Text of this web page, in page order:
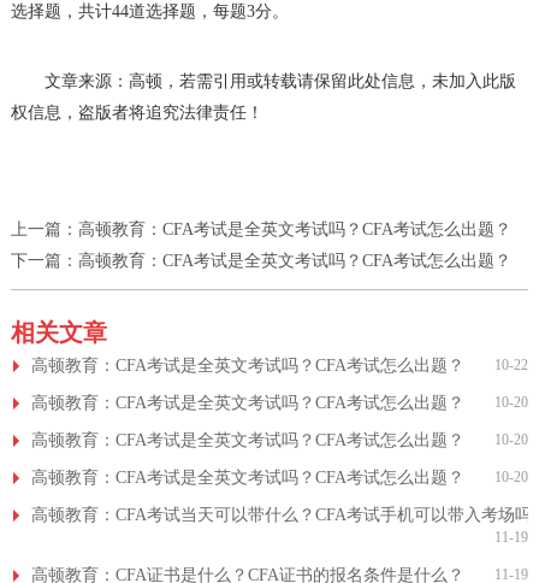
选择题，共计44道选择题，每题3分。
文章来源：高顿，若需引用或转载请保留此处信息，未加入此版
权信息，盗版者将追究法律责任！
上一篇： 高顿教育：CFA考试是全英文考试吗？CFA考试怎么出题？
下一篇： 高顿教育：CFA考试是全英文考试吗？CFA考试怎么出题？
相关文章
高顿教育：CFA考试是全英文考试吗？CFA考试怎么出题？ 10-22
高顿教育：CFA考试是全英文考试吗？CFA考试怎么出题？ 10-20
高顿教育：CFA考试是全英文考试吗？CFA考试怎么出题？ 10-20
高顿教育：CFA考试是全英文考试吗？CFA考试怎么出题？ 10-20
高顿教育：CFA考试当天可以带什么？CFA考试手机可以带入考场吗
11-19
高顿教育：CFA证书是什么？CFA证书的报名条件是什么？ 11-19